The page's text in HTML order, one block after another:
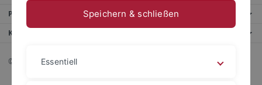
Portale
Kontaktinfo
© 2026 Eberhard Karls Universität Tübingen, Tübingen
Speichern & schließen
Essentiell